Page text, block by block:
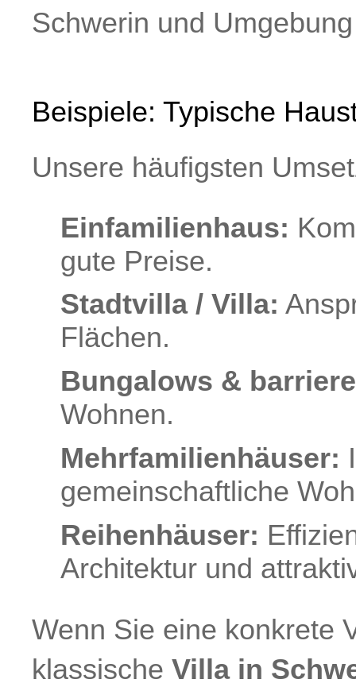
Schwerin und
Beispiele: Typische
Unsere häufigsten
Einfamilienhaus:
gute Preise.
Stadtvilla / Villa:
Flächen.
Bungalows &
Wohnen.
Mehrfamilienhäuser:
gemeinschaftliche
Reihenhäuser:
Architektur und
Wenn Sie eine konkrete
klassische Villa in